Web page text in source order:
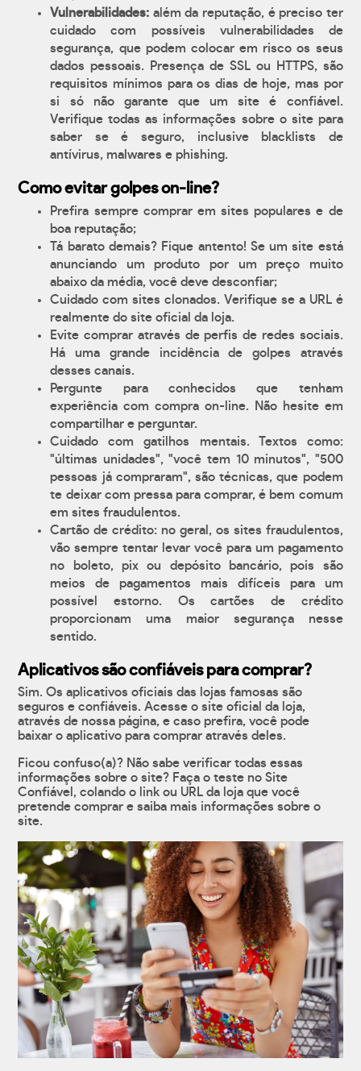
Vulnerabilidades: além da reputação, é preciso ter
cuidado com possíveis vulnerabilidades de
segurança, que podem colocar em risco os seus
dados pessoais. Presença de SSL ou HTTPS, são
requisitos mínimos para os dias de hoje, mas por
si só não garante que um site é confiável.
Verifique todas as informações sobre o site para
saber se é seguro, inclusive blacklists de
antívirus, malwares e phishing.
Como evitar golpes on-line?
Prefira sempre comprar em sites populares e de
boa reputação;
Tá barato demais? Fique antento! Se um site está
anunciando um produto por um preço muito
abaixo da média, você deve desconfiar;
Cuidado com sites clonados. Verifique se a URL é
realmente do site oficial da loja.
Evite comprar através de perfis de redes sociais.
Há uma grande incidência de golpes através
desses canais.
Pergunte para conhecidos que tenham
experiência com compra on-line. Não hesite em
compartilhar e perguntar.
Cuidado com gatilhos mentais. Textos como:
"últimas unidades", "você tem 10 minutos", "500
pessoas já compraram", são técnicas, que podem
te deixar com pressa para comprar, é bem comum
em sites fraudulentos.
Cartão de crédito: no geral, os sites fraudulentos,
vão sempre tentar levar você para um pagamento
no boleto, pix ou depósito bancário, pois são
meios de pagamentos mais difíceis para um
possível estorno. Os cartões de crédito
proporcionam uma maior segurança nesse
sentido.
Aplicativos são confiáveis para comprar?
Sim. Os aplicativos oficiais das lojas famosas são
seguros e confiáveis. Acesse o site oficial da loja,
através de nossa página, e caso prefira, você pode
baixar o aplicativo para comprar através deles.
Ficou confuso(a)? Não sabe verificar todas essas
informações sobre o site? Faça o teste no Site
Confiável, colando o link ou URL da loja que você
pretende comprar e saiba mais informações sobre o
site.